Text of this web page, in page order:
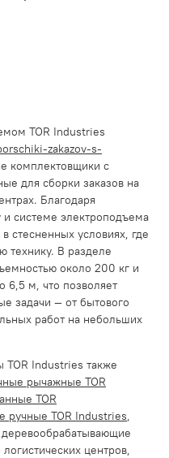
TOR Industries
zakazov-s-
комплектовщики с
для сборки заказов на
Благодаря
системе электроподъема
стесненных условиях, где
технику. В разделе
около 200 кг и
6,5 м, что позволяет
задачи — от бытового
работ на небольших
TOR Industries также
рычажные TOR
TOR
ручные TOR Industries,
центров,